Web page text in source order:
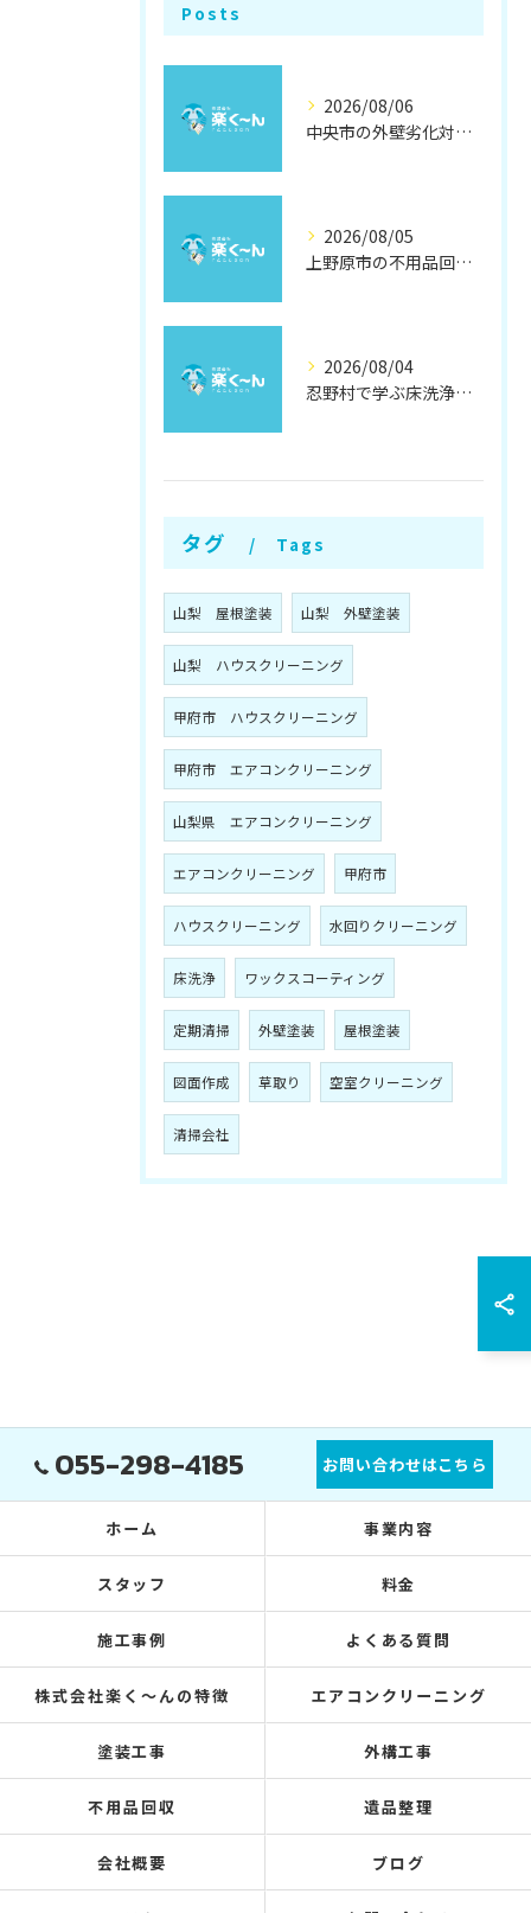
Posts
2026/08/06
中央市の外壁劣化対策と補修方法
2026/08/05
上野原市の不用品回収と撤去術
2026/08/04
忍野村で学ぶ床洗浄とワックスの効果
タグ Tags
山梨 屋根塗装 山梨 外壁塗装
山梨 ハウスクリーニング
甲府市 ハウスクリーニング
甲府市 エアコンクリーニング
山梨県 エアコンクリーニング
エアコンクリーニング 甲府市
ハウスクリーニング 水回りクリーニング
床洗浄 ワックスコーティング
定期清掃 外壁塗装 屋根塗装
図面作成 草取り 空室クリーニング
清掃会社
055-298-4185 お問い合わせはこちら
ホーム 事業内容
スタッフ 料金
施工事例 よくある質問
株式会社楽く～んの特徴 エアコンクリーニング
塗装工事 外構工事
不用品回収 遺品整理
会社概要 ブログ